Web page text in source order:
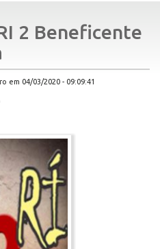
2 Beneficente
em 04/03/2020 - 09:09:41